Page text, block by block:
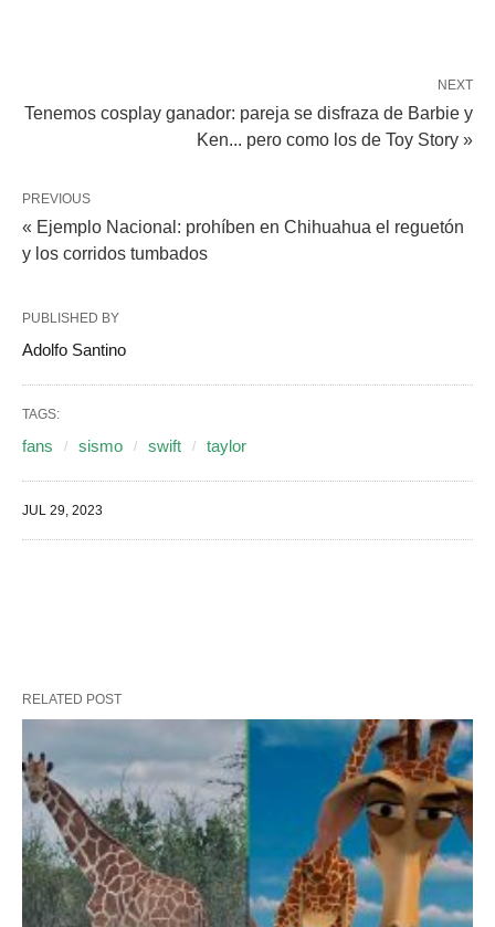
NEXT
Tenemos cosplay ganador: pareja se disfraza de Barbie y
Ken... pero como los de Toy Story »
PREVIOUS
« Ejemplo Nacional: prohíben en Chihuahua el reguetón
y los corridos tumbados
PUBLISHED BY
Adolfo Santino
TAGS:
fans sismo swift taylor
JUL 29, 2023
RELATED POST